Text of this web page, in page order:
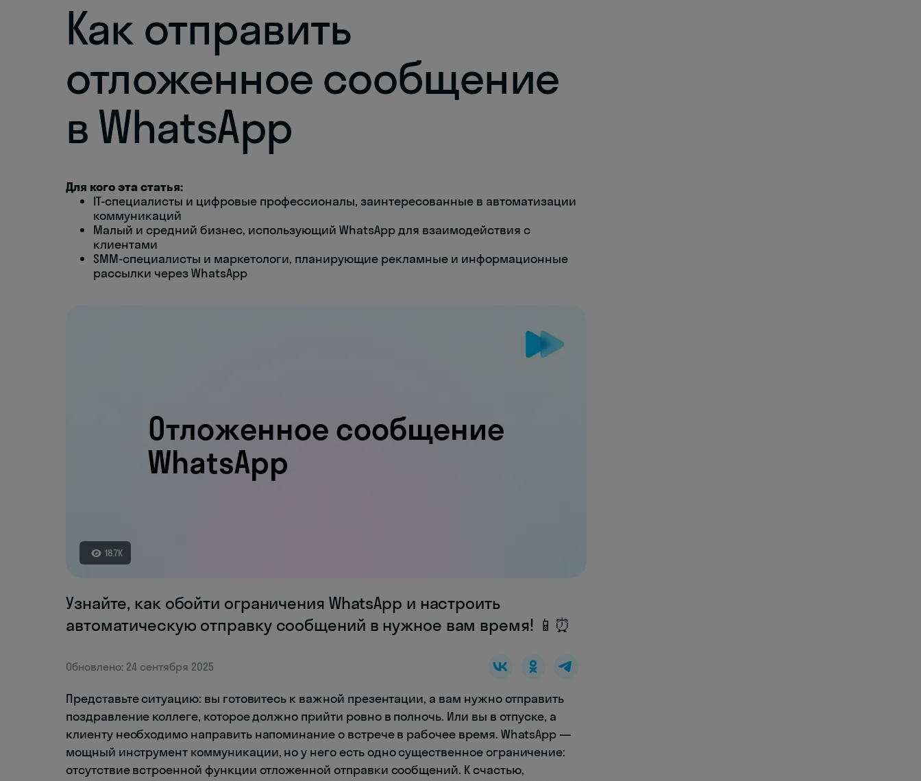
Как отправить
отложенное сообщение
в WhatsApp
Для кого эта статья:
IT-специалисты и цифровые профессионалы, заинтересованные в автоматизации
коммуникаций
Малый и средний бизнес, использующий WhatsApp для взаимодействия с
клиентами
SMM-специалисты и маркетологи, планирующие рекламные и информационные
рассылки через WhatsApp
18.7K
Узнайте, как обойти ограничения WhatsApp и настроить
автоматическую отправку сообщений в нужное вам время! 📱⏰
Обновлено: 24 сентября 2025
Представьте ситуацию: вы готовитесь к важной презентации, а вам нужно отправить
поздравление коллеге, которое должно прийти ровно в полночь. Или вы в отпуске, а
клиенту необходимо направить напоминание о встрече в рабочее время. WhatsApp —
мощный инструмент коммуникации, но у него есть одно существенное ограничение:
отсутствие встроенной функции отложенной отправки сообщений. К счастью,